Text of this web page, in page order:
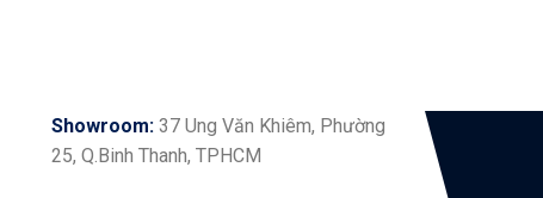
Showroom: 37 Ung Văn Khiêm, Phường
25, Q.Binh Thanh, TPHCM